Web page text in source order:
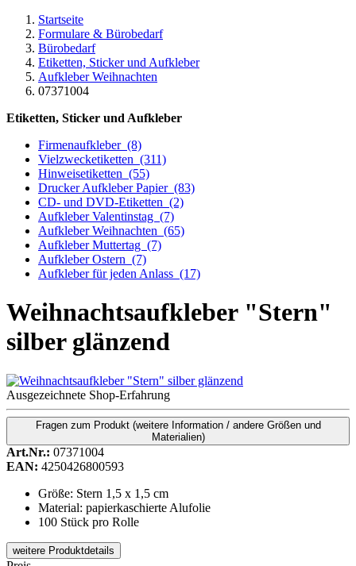
Startseite
Formulare & Bürobedarf
Bürobedarf
Etiketten, Sticker und Aufkleber
Aufkleber Weihnachten
07371004
Etiketten, Sticker und Aufkleber
Firmenaufkleber (8)
Vielzwecketiketten (311)
Hinweisetiketten (55)
Drucker Aufkleber Papier (83)
CD- und DVD-Etiketten (2)
Aufkleber Valentinstag (7)
Aufkleber Weihnachten (65)
Aufkleber Muttertag (7)
Aufkleber Ostern (7)
Aufkleber für jeden Anlass (17)
Weihnachtsaufkleber "Stern"
silber glänzend
Ausgezeichnete Shop-Erfahrung
Fragen zum Produkt (weitere Information / andere Größen und
Materialien)
Art.Nr.: 07371004
EAN: 4250426800593
Größe: Stern 1,5 x 1,5 cm
Material: papierkaschierte Alufolie
100 Stück pro Rolle
weitere Produktdetails